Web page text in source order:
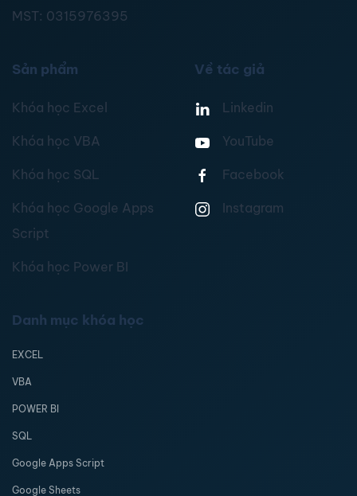
MST: 0315976395
Sản phẩm
Khóa học Excel
Khóa học VBA
Khóa học SQL
Khóa học Google Apps
Script
Khóa học Power BI
Về tác giả
Linkedin
YouTube
Facebook
Instagram
Danh mục khóa học
EXCEL
VBA
POWER BI
SQL
Google Apps Script
Google Sheets